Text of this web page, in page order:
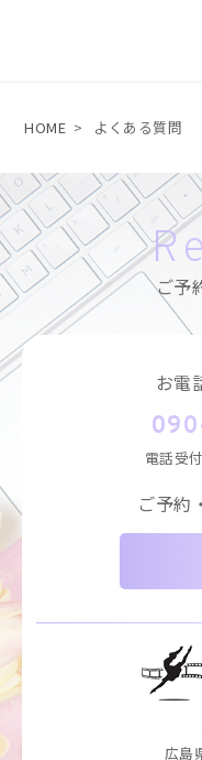
HOME > よくある質問
ご予
お電
電話受付
ご予約
広島